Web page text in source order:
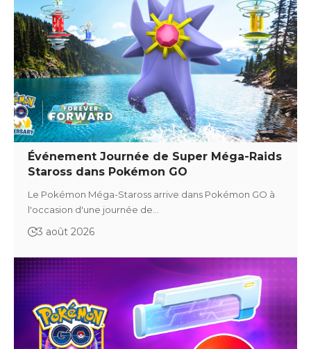
Événement Journée de Super Méga-Raids
Staross dans Pokémon GO
Le Pokémon Méga-Staross arrive dans Pokémon GO à
l'occasion d'une journée de…
3 août 2026